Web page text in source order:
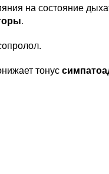
на состояние
.
тонус